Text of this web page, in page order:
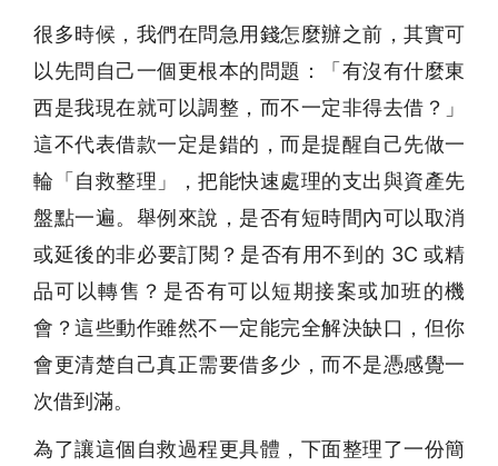
很多時候，我們在問急用錢怎麼辦之前，其實可
以先問自己一個更根本的問題：「有沒有什麼東
西是我現在就可以調整，而不一定非得去借？」
這不代表借款一定是錯的，而是提醒自己先做一
輪「自救整理」，把能快速處理的支出與資產先
盤點一遍。舉例來說，是否有短時間內可以取消
或延後的非必要訂閱？是否有用不到的 3C 或精
品可以轉售？是否有可以短期接案或加班的機
會？這些動作雖然不一定能完全解決缺口，但你
會更清楚自己真正需要借多少，而不是憑感覺一
次借到滿。
為了讓這個自救過程更具體，下面整理了一份簡